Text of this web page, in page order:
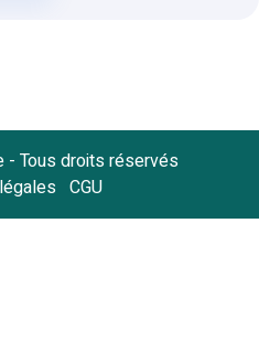
- Tous droits réservés
CGU